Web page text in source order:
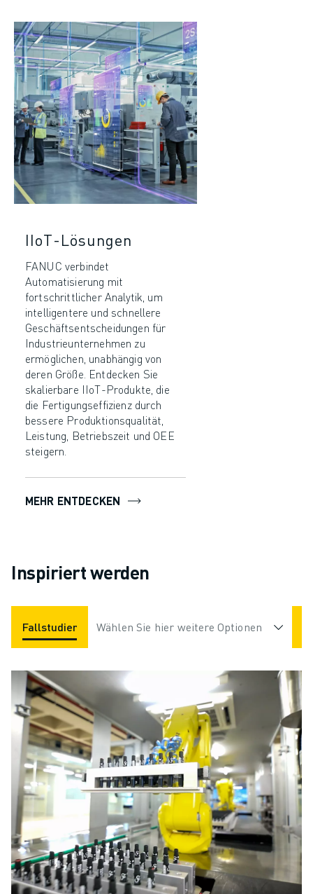
IIoT-Lösungen
FANUC verbindet
Automatisierung mit
fortschrittlicher Analytik, um
intelligentere und schnellere
Geschäftsentscheidungen für
Industrieunternehmen zu
ermöglichen, unabhängig von
deren Größe. Entdecken Sie
skalierbare IIoT-Produkte, die
die Fertigungseffizienz durch
bessere Produktionsqualität,
Leistung, Betriebszeit und OEE
steigern.
MEHR ENTDECKEN
Inspiriert werden
Fallstudien Anwendungen Branchen
Wählen Sie hier weitere Optionen